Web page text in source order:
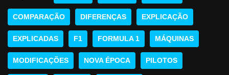
COMPARAÇÃO DIFERENÇAS EXPLICAÇÃO
EXPLICADAS F1 FORMULA 1 MÁQUINAS
MODIFICAÇÕES NOVA ÉPOCA PILOTOS